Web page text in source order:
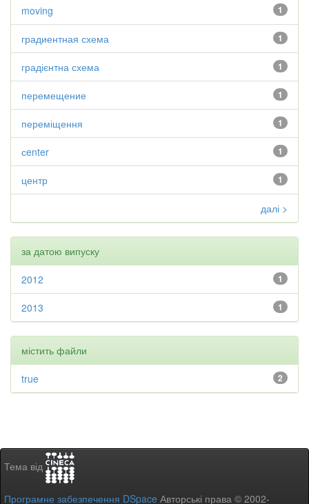
1
moving
1
градиентная схема
1
градієнтна схема
1
перемещение
1
переміщення
1
сenter
1
центр
далі >
за датою випуску
1
2012
1
2013
містить файли
2
true
Тема від
Програмне забезпечення DSpace Авторські права © 2002-